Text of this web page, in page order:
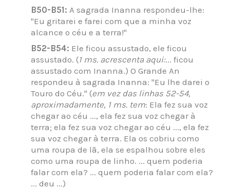
B50-B51: A sagrada Inanna respondeu-lhe:
"Eu gritarei e farei com que a minha voz
alcance o céu e a terra!"
B52-B54: Ele ficou assustado, ele ficou
assustado. (1 ms. acrescenta aqui:... ficou
assustado com Inanna.) O Grande An
respondeu à sagrada Inanna: "Eu lhe darei o
Touro do Céu." (em vez das linhas 52-54,
aproximadamente, 1 ms. tem: Ela fez sua voz
chegar ao céu ..., ela fez sua voz chegar à
terra; ela fez sua voz chegar ao céu ..., ela fez
sua voz chegar à terra. Ela os cobriu como
uma roupa de lã, ela se espalhou sobre eles
como uma roupa de linho. ... quem poderia
falar com ela? ... quem poderia falar com ela?
... deu ...)